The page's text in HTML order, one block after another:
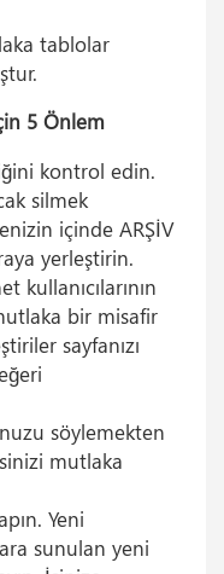
tablolar
5 Önlem
kontrol edin.
silmek
içinde ARŞİV
yerleştirin.
kullanıcılarının
bir misafir
sayfanızı
söylemekten
mutlaka
Yeni
sunulan yeni